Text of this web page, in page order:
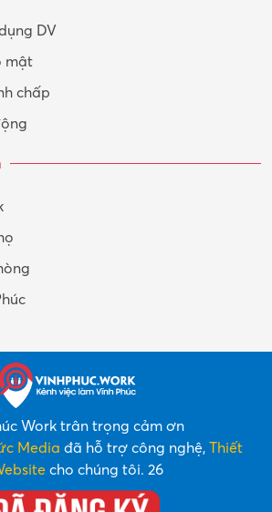
DV
mật
chấp
Work trân trọng cảm ơn
Media đã hỗ trợ công nghệ, Thiết
cho chúng tôi. 26